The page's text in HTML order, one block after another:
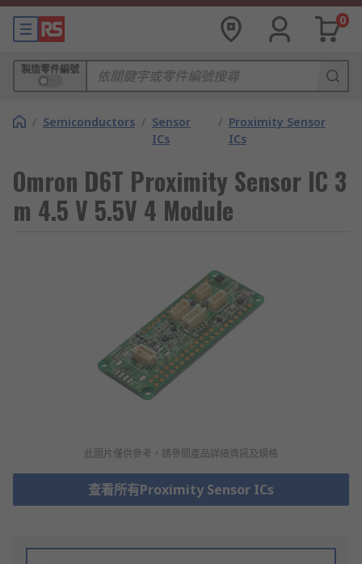
0
製造零件編號
/ Semiconductors / Sensor
ICs
/ Proximity Sensor
ICs
Omron D6T Proximity Sensor IC 3
m 4.5 V 5.5V 4 Module
此圖片僅供參考，請參閲產品詳細資訊及規格
查看所有Proximity Sensor ICs